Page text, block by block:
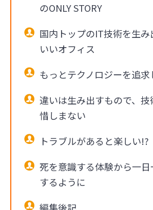
のONLY STORY
国内トップのIT技術を生
いいオフィス
もっとテクノロジーを追求
違いは生み出すもので、
惜しまない
トラブルがあると楽しい!?
死を意識する体験から一
するように
編集後記